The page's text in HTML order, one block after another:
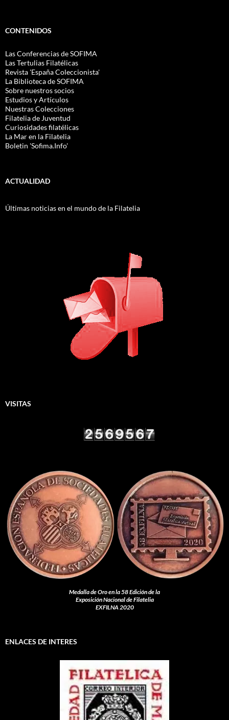
CONTENIDOS
Las Conferencias de SOFIMA
Las Tertulias Filatélicas
Revista 'España Coleccionista'
La Biblioteca de SOFIMA
Sobre nuestros socios
Estudios y Artículos
Nuestras Colecciones
Filatelia de Juventud
Curiosidades filatélicas
La Mar en la Filatelia
Boletin 'Sofima.Info'
ACTUALIDAD
Últimas noticias en el mundo de la Filatelia
VISITAS
Medalla de Oro en la 58 Edición de la
Exposición Nacional de Filatelia
EXFILNA 2020
ENLACES DE INTERES